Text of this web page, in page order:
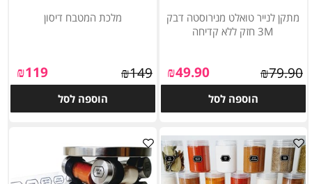
מתקן לנייר טואלט מנירוסטה דבק
3M חזק ללא קדיחה
₪79.90
₪49.90
הוספה לסל
מלכת המטבח דיסון
₪149
₪119
הוספה לסל